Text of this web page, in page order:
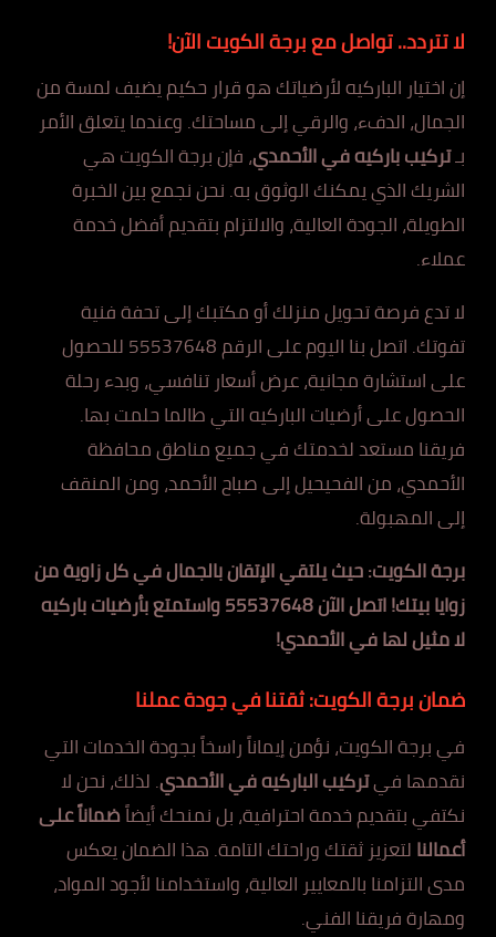
لا تتردد.. تواصل مع برجة الكويت الآن!
إن اختيار الباركيه لأرضياتك هو قرار حكيم يضيف لمسة من
الجمال، الدفء، والرقي إلى مساحتك. وعندما يتعلق الأمر
بـتركيب باركيه في الأحمدي، فإن برجة الكويت هي
الشريك الذي يمكنك الوثوق به. نحن نجمع بين الخبرة
الطويلة، الجودة العالية، والالتزام بتقديم أفضل خدمة
عملاء.
لا تدع فرصة تحويل منزلك أو مكتبك إلى تحفة فنية
تفوتك. اتصل بنا اليوم على الرقم 55537648 للحصول
على استشارة مجانية، عرض أسعار تنافسي، وبدء رحلة
الحصول على أرضيات الباركيه التي طالما حلمت بها.
فريقنا مستعد لخدمتك في جميع مناطق محافظة
الأحمدي، من الفحيحيل إلى صباح الأحمد، ومن المنقف
إلى المهبولة.
برجة الكويت: حيث يلتقي الإتقان بالجمال في كل زاوية من
زوايا بيتك!
اتصل الآن 55537648 واستمتع بأرضيات باركيه
لا مثيل لها في الأحمدي!
ضمان برجة الكويت: ثقتنا في جودة عملنا
في برجة الكويت، نؤمن إيماناً راسخاً بجودة الخدمات التي
نقدمها فيتركيب الباركيه في الأحمدي. لذلك، نحن لا
نكتفي بتقديم خدمة احترافية، بل نمنحك أيضاًضماناً على
أعمالنالتعزيز ثقتك وراحتك التامة. هذا الضمان يعكس
مدى التزامنا بالمعايير العالية، واستخدامنا لأجود المواد،
ومهارة فريقنا الفني.